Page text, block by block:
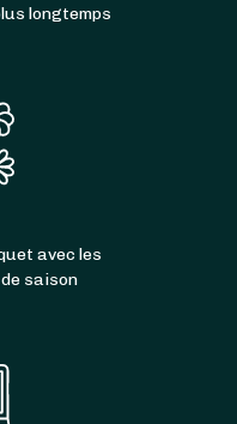
longtemps
avec les
saison